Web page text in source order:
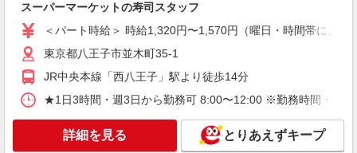
SN NISHIKAWA
寝装品の販売スタッフ
［正社員］月給240,000円〜（固定残業代込
み） ＜固定残業代を含みます（超過分全額支給）
＞ ・月給240,000円の場合、35,000円（21h/月）
月・12月） ◎販売ノルマがないので安心 ◎販売
実績優秀者にはインセンティブあり 数字のプレッ
シャーに追われる心配はなく、売れた時に収入が
アップする「いいとこ取り」なので 安心してスタ
東京都八王子市南大沢1-600 三井アウトレッ
トパーク 多摩南大沢
キープ 詳細を見る
スーパーマーケットの寿司スタッフ
＜パート時給＞ 時給1,320円〜1,570円（曜日・時間帯によ
東京都八王子市並木町35-1
JR中央本線「西八王子」駅より徒歩14分
★1日3時間・週3日から勤務可 8:00〜12:00 ※勤務時間・日
詳細を見る とりあえずキープ